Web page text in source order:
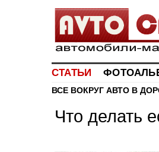
СТАТЬИ
ВСЕ ВОКРУГ АВТО В
Что делать